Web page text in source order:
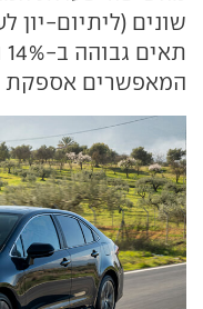
שונים (ליתיום-יון
המאפשרים אספקת